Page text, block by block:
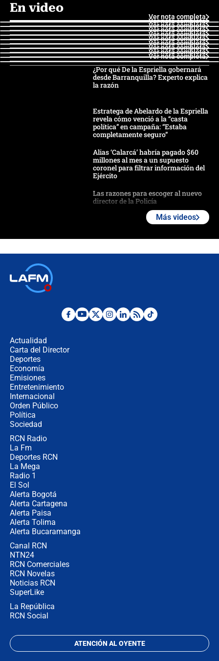
En video
Ver nota completa
Ver nota completa
Ver nota completa
Ver nota completa
Ver nota completa
Ver nota completa
Ver nota completa
Ver nota completa
Ver nota completa
Ver nota completa
¿Por qué De la Espriella gobernará
desde Barranquilla? Experto explica
la razón
Estratega de Abelardo de la Espriella
revela cómo venció a la “casta
política” en campaña: “Estaba
completamente seguro”
Alias ‘Calarcá’ habría pagado $60
millones al mes a un supuesto
coronel para filtrar información del
Ejército
Las razones para escoger al nuevo
director de la Policía
"No hubo fraude ni posibilidad de
Más videos
Actualidad
Carta del Director
Deportes
Economía
Emisiones
Entretenimiento
Internacional
Orden Público
Política
Sociedad
RCN Radio
La Fm
Deportes RCN
La Mega
Radio 1
El Sol
Alerta Bogotá
Alerta Cartagena
Alerta Paisa
Alerta Tolima
Alerta Bucaramanga
Canal RCN
NTN24
RCN Comerciales
RCN Novelas
Noticias RCN
SuperLike
La República
RCN Social
ATENCIÓN AL OYENTE